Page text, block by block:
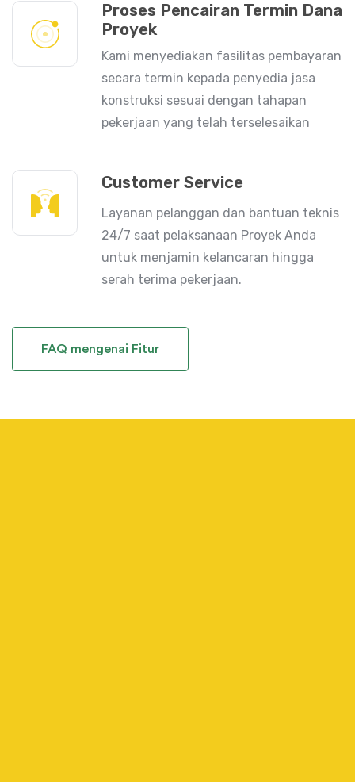
Proses Pencairan Termin Dana
Proyek
Kami menyediakan fasilitas pembayaran
secara termin kepada penyedia jasa
konstruksi sesuai dengan tahapan
pekerjaan yang telah terselesaikan
Customer Service
Layanan pelanggan dan bantuan teknis
24/7 saat pelaksanaan Proyek Anda
untuk menjamin kelancaran hingga
serah terima pekerjaan.
FAQ mengenai Fitur